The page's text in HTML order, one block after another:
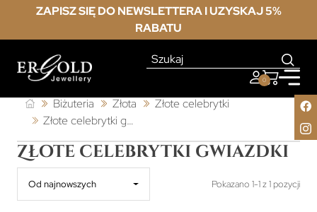
ZAPISZ SIĘ DO NEWSLETTERA I UZYSKAJ 5%
RABATU
0
Biżuteria Złota
Złote celebrytki
Złote celebrytki gwiazdki
Złote celebrytki gwiazdki
Od najnowszych Pokazano 1-1 z 1 pozycji